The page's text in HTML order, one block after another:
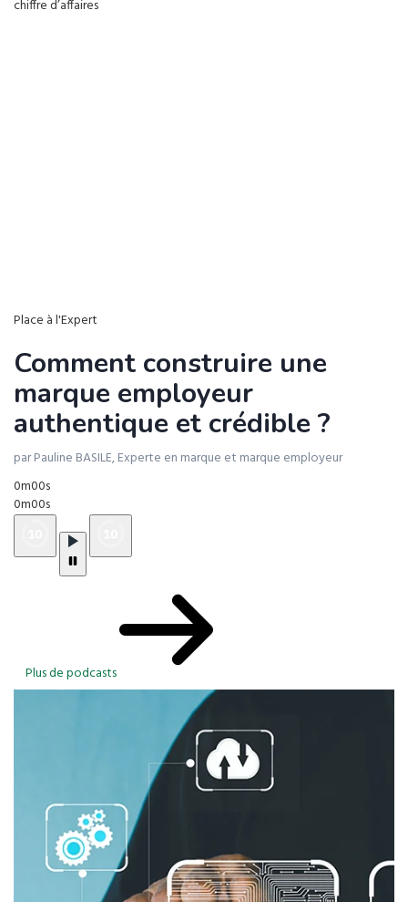
chiffre d’affaires
Place à l'Expert
Comment construire une
marque employeur
authentique et crédible ?
par Pauline BASILE, Experte en marque et marque employeur
0m00s
0m00s
Plus de podcasts